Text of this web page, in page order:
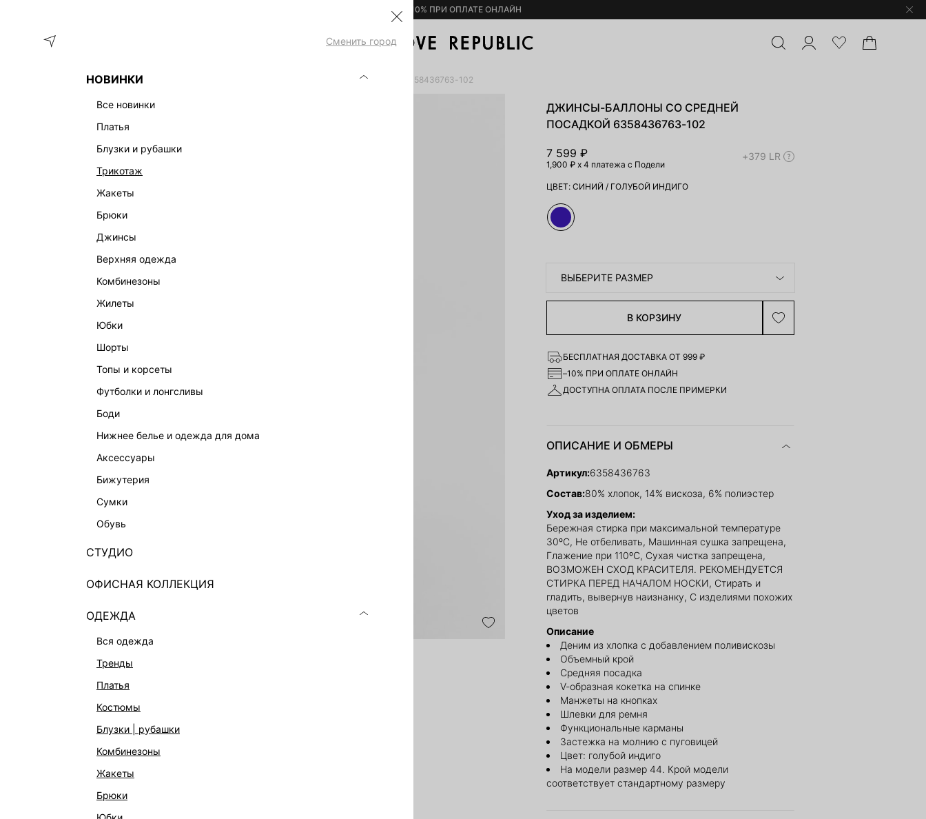
– 10% ПРИ ОПЛАТЕ ОНЛАЙН
Сменить город
НОВИНКИ
все новинки
платья
блузки и рубашки
трикотаж
жакеты
брюки
джинсы
верхняя одежда
комбинезоны
жилеты
юбки
шорты
топы и корсеты
футболки и лонгсливы
боди
нижнее белье и одежда для дома
аксессуары
бижутерия
сумки
обувь
СТУДИО
ОФИСНАЯ КОЛЛЕКЦИЯ
ОДЕЖДА
вся одежда
тренды
платья
костюмы
блузки | рубашки
комбинезоны
жакеты
брюки
ОДЕЖДА ДЖИНСЫ-БАЛЛОНЫ СО СРЕДНЕЙ ПОСАДКОЙ 6358436763-102
ДЖИНСЫ-БАЛЛОНЫ СО СРЕДНЕЙ
ПОСАДКОЙ 6358436763-102
7 599 ₽
1,900 ₽ x 4 платежа с Подели
+379 LR
ЦВЕТ:СИНИЙ / ГОЛУБОЙ ИНДИГО
ВЫБЕРИТЕ РАЗМЕР
В КОРЗИНУ
БЕСПЛАТНАЯ ДОСТАВКА ОТ 999 ₽
–10% ПРИ ОПЛАТЕ ОНЛАЙН
ДОСТУПНА ОПЛАТА ПОСЛЕ ПРИМЕРКИ
ОПИСАНИЕ И ОБМЕРЫ
Артикул:6358436763
Состав:80% хлопок, 14% вискоза, 6% полиэстер
Уход за изделием:
Бережная стирка при максимальной температуре
30ºС, Не отбеливать, Машинная сушка запрещена,
Глажение при 110ºС, Сухая чистка запрещена,
ВОЗМОЖЕН СХОД КРАСИТЕЛЯ. РЕКОМЕНДУЕТСЯ
СТИРКА ПЕРЕД НАЧАЛОМ НОСКИ, Стирать и
гладить, вывернув наизнанку, С изделиями похожих
цветов
Описание
Деним из хлопка с добавлением поливискозы
Объемный крой
Средняя посадка
V-образная кокетка на спинке
Манжеты на кнопках
Шлевки для ремня
Функциональные карманы
Застежка на молнию с пуговицей
Цвет: голубой индиго
На модели размер 44. Крой модели
соответствует стандартному размеру